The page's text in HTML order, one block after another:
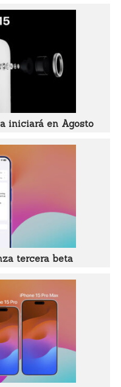
iniciará en Agosto
tercera beta